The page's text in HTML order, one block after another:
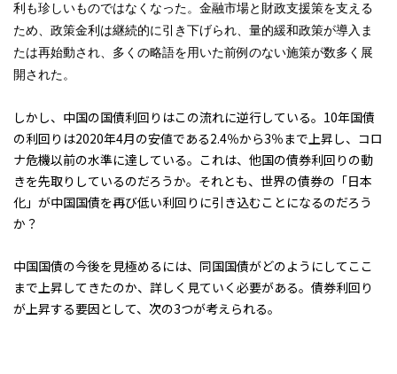
利も珍しいものではなくなった。金融市場と財政支援策を支える
ため、政策金利は継続的に引き下げられ、量的緩和政策が導入ま
たは再始動され、多くの略語を用いた前例のない施策が数多く展
開された。
しかし、中国の国債利回りはこの流れに逆行している。10年国債
の利回りは2020年4月の安値である2.4％から3％まで上昇し、コロ
ナ危機以前の水準に達している。これは、他国の債券利回りの動
きを先取りしているのだろうか。それとも、世界の債券の「日本
化」が中国国債を再び低い利回りに引き込むことになるのだろう
か？
中国国債の今後を見極めるには、同国国債がどのようにしてここ
まで上昇してきたのか、詳しく見ていく必要がある。債券利回り
が上昇する要因として、次の3つが考えられる。